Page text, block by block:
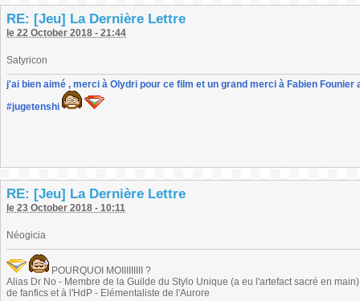
RE: [Jeu] La Dernière Lettre
le 22 October 2018 - 21:44
Satyricon
j'ai bien aimé , merci à Olydri pour ce film et un grand merci à Fabien
#jugetenshi
RE: [Jeu] La Dernière Lettre
le 23 October 2018 - 10:11
Néogicia
POURQUOI MOIIIIIIIII ?
Alias Dr No - Membre de la Guilde du Stylo Unique (a eu l'artefact sacré en
de fanfics et à l'HdP - Elémentaliste de l'Aurore